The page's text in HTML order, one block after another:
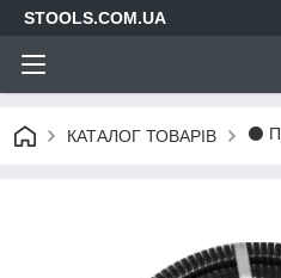
STOOLS.COM.UA
КАТАЛОГ ТОВАРІВ ⚫